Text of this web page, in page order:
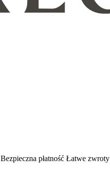
Bezpieczna płatność Łatwe zwroty